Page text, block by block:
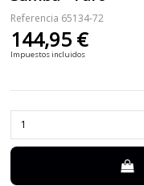
Referencia 65134-72
144,95 €
Impuestos incluidos